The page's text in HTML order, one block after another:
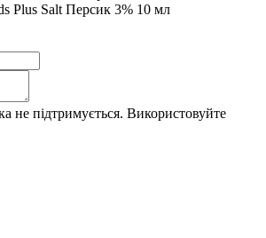
Plus Salt Персик 3% 10 мл
не підтримується. Використовуйте